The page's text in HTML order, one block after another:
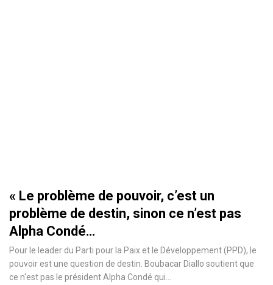
« Le problème de pouvoir, c’est un
problème de destin, sinon ce n’est pas
Alpha Condé…
Pour le leader du Parti pour la Paix et le Développement (PPD), le
pouvoir est une question de destin. Boubacar Diallo soutient que
ce n'est pas le président Alpha Condé qui